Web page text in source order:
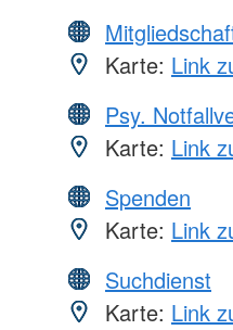
Karte: Link
Psy.
Karte: Link
Spenden
Karte: Link
Suchdienst
Karte: Link